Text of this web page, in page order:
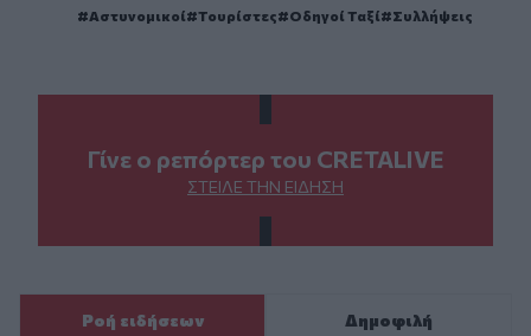
Αστυνομικοί Τουρίστες Οδηγοί Ταξί Συλλήψεις
Γίνε ο ρεπόρτερ του CRETALIVE
ΣΤΕΊΛΕ ΤΗΝ ΕΊΔΗΣΗ
Ροή ειδήσεων Δημοφιλή